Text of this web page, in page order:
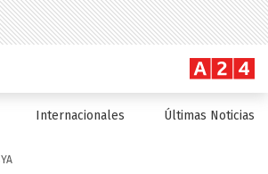
Internacionales Últimas Noticias